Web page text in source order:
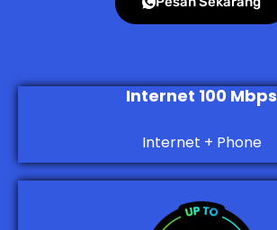
Internet 100 Mbps
Internet + Phone